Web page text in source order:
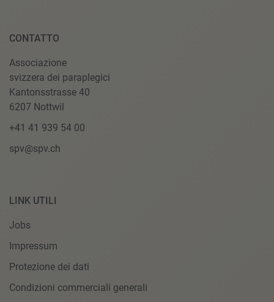
CONTATTO
Associazione
svizzera dei paraplegici
Kantonsstrasse 40
6207 Nottwil
+41 41 939 54 00
spv@spv.ch
LINK UTILI
Jobs
Impressum
Protezione dei dati
Condizioni commerciali generali